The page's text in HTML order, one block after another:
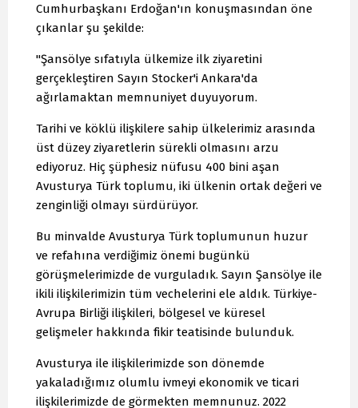
Cumhurbaşkanı Erdoğan'ın konuşmasından öne
çıkanlar şu şekilde:
"Şansölye sıfatıyla ülkemize ilk ziyaretini
gerçekleştiren Sayın Stocker'i Ankara'da
ağırlamaktan memnuniyet duyuyorum.
Tarihi ve köklü ilişkilere sahip ülkelerimiz arasında
üst düzey ziyaretlerin sürekli olmasını arzu
ediyoruz. Hiç şüphesiz nüfusu 400 bini aşan
Avusturya Türk toplumu, iki ülkenin ortak değeri ve
zenginliği olmayı sürdürüyor.
Bu minvalde Avusturya Türk toplumunun huzur
ve refahına verdiğimiz önemi bugünkü
görüşmelerimizde de vurguladık. Sayın Şansölye ile
ikili ilişkilerimizin tüm vechelerini ele aldık. Türkiye-
Avrupa Birliği ilişkileri, bölgesel ve küresel
gelişmeler hakkında fikir teatisinde bulunduk.
Avusturya ile ilişkilerimizde son dönemde
yakaladığımız olumlu ivmeyi ekonomik ve ticari
ilişkilerimizde de görmekten memnunuz. 2022